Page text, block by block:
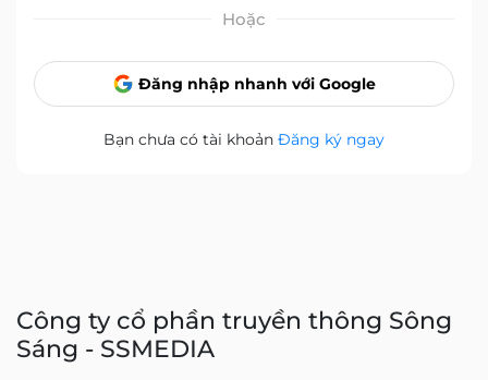
Hoặc
Đăng nhập nhanh với Google
Bạn chưa có tài khoản Đăng ký ngay
Công ty cổ phần truyền thông Sông
Sáng - SSMEDIA